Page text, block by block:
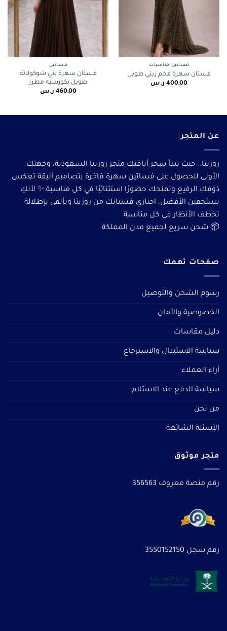
فساتين مناسبات
فستان سهرة فخم زيتي طويل
400,00 ر.س
فساتين
فستان سهرة بني شوكولاتة
طويل بكورسيه مطرز
460,00 ر.س
عن المتجر
روزيتا.. حيث يبدأ سحر أناقتك متجر روزيتا السعودية، وجهتك
الأولى للحصول على فساتين سهرة فاخرة بتصاميم أنيقة تعكس
ذوقك الرفيع وتمنحك حضورًا استثنائيًا في كل مناسبة.✨ لأنكِ
تستحقين الأفضل، اختاري فستانك من روزيتا وتألقى بإطلالة
تخطف الأنظار في كل مناسبة
📦 شحن سريع لجميع مدن المملكة
صفحات تهمك
رسوم الشحن والتوصيل
الخصوصية والأمان
دليل مقاسات
سياسة الاستبدال والاسترجاع
آراء العملاء
سياسة الدفع عند الاستلام
من نحن
الأسئلة الشائعة
متجر موثوق
رقم منصة معروف 356563
رقم سجل 3550152150